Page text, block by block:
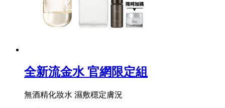
全新流金水 官網限定組
無酒精化妝水 濕敷穩定膚況